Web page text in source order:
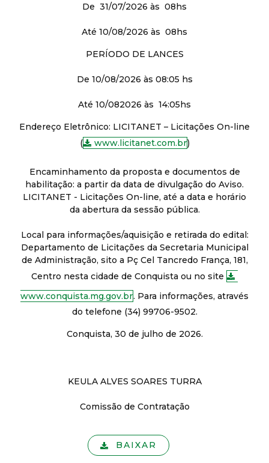
De 31/07/2026 às 08hs
Até 10/08/2026 às 08hs
PERÍODO DE LANCES
De 10/08/2026 às 08:05 hs
Até 10/082026 às 14:05hs
Endereço Eletrônico: LICITANET – Licitações On-line
(
www.licitanet.com.br)
Encaminhamento da proposta e documentos de
habilitação: a partir da data de divulgação do Aviso.
LICITANET - Licitações On-line, até a data e horário
da abertura da sessão pública.
Local para informações/aquisição e retirada do edital:
Departamento de Licitações da Secretaria Municipal
de Administração, sito a Pç Cel Tancredo França, 181,
Centro nesta cidade de Conquista ou no site
www.conquista.mg.gov.br. Para informações, através
do telefone (34) 99706-9502.
Conquista, 30 de julho de 2026.
KEULA ALVES SOARES TURRA
Comissão de Contratação
BAIXAR